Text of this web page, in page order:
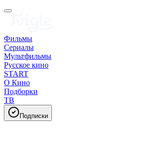
Фильмы
Сериалы
Мультфильмы
Русское кино
START
О Кино
Подборки
ТВ
Подписки